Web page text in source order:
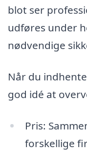
blot ser
udføres under
nødvendige
Når du
god idé at
Pris:
forskellige